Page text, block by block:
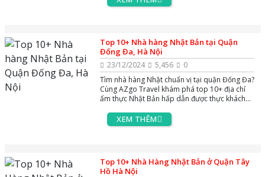
Top 10+ Nhà hàng Nhật Bản tại Quận
Đống Đa, Hà Nội
23/12/2024 5,456
0
Tìm nhà hàng Nhật chuẩn vị tại quận Đống Đa?
Cùng AZgo Travel khám phá top 10+ địa chỉ
ẩm thực Nhật Bản hấp dẫn được thực khách
XEM THÊM
Top 10+ Nhà Hàng Nhật Bản ở Quận Tây
Hồ Hà Nội